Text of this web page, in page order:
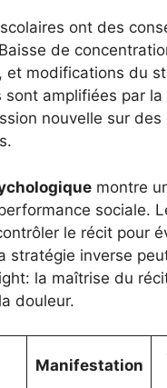
ont des
de
et modifications du
sont amplifiées par
nouvelle sur des
montre
sociale.
le récit pour
stratégie inverse
la maîtrise du récit
douleur.
Manifestation